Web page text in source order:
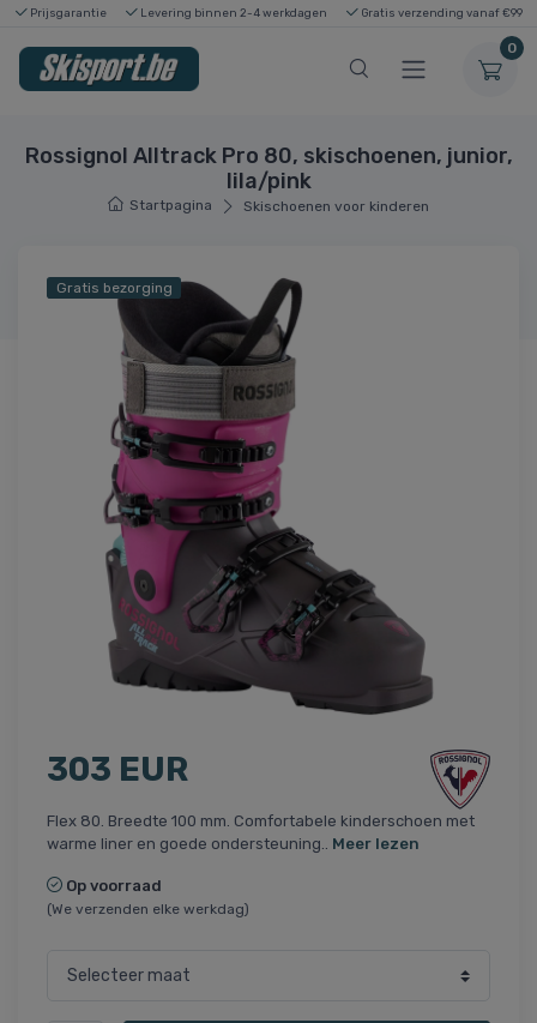
Prijsgarantie Levering binnen 2-4 werkdagen Gratis verzending vanaf €99
0
Rossignol Alltrack Pro 80, skischoenen, junior,
lila/pink
Startpagina Skischoenen voor kinderen
Gratis bezorging
303 EUR
Flex 80. Breedte 100 mm. Comfortabele kinderschoen met
warme liner en goede ondersteuning.. Meer lezen
Op voorraad
(We verzenden elke werkdag)